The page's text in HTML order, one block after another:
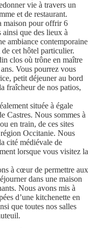
vie à travers un
et de restaurant.
maison pour offrir 6
ainsi que des lieux à
ambiance contemporaine
cet hôtel particulier.
clos où trône en maître
Vous pourrez vous
petit déjeuner au bord
fraîcheur de nos patios,
située à égale
Castres. Nous sommes à
en train, de ces sites
Occitanie. Nous
cité médiévale de
lorsque vous visitez la
à cœur de permettre aux
dans une maison
Nous avons mis à
d’une kitchenette en
que toutes nos salles